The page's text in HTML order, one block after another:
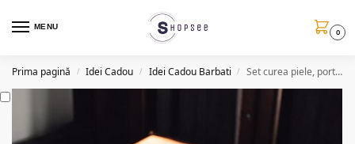
MENU
0
Prima pagină / Idei Cadou / Idei Cadou Barbati / Set curea piele, portofel si husa chei cu sigla Audi, negru/maro